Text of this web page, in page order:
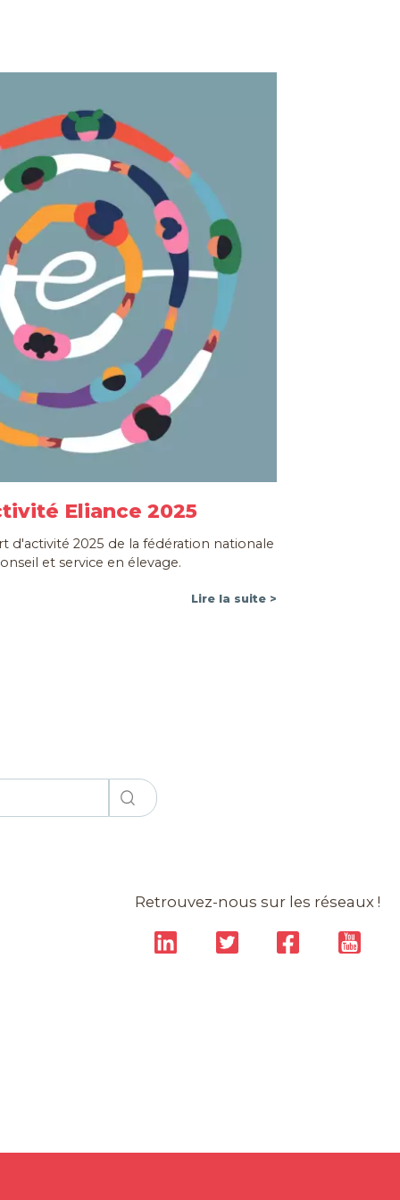
Eliance 2025
d'activité 2025 de la fédération nationale
et service en élevage.
Lire la suite >
Retrouvez-nous sur les réseaux !